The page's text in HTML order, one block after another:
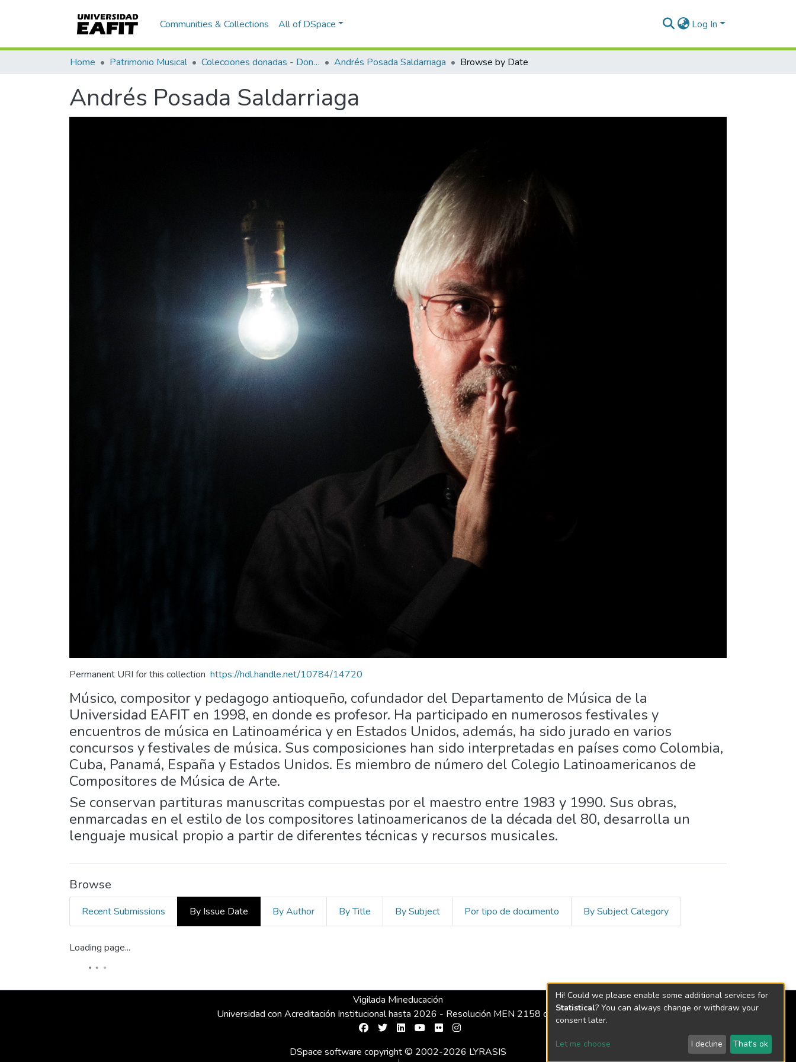
Communities & Collections All of DSpace Log In
Home Patrimonio Musical Colecciones donadas - Donated collections Andrés Posada Saldarriaga Browse by Date
Andrés Posada Saldarriaga
Permanent URI for this collection https://hdl.handle.net/10784/14720
Músico, compositor y pedagogo antioqueño, cofundador del Departamento de Música de la
Universidad EAFIT en 1998, en donde es profesor. Ha participado en numerosos festivales y
encuentros de música en Latinoamérica y en Estados Unidos, además, ha sido jurado en varios
concursos y festivales de música. Sus composiciones han sido interpretadas en países como Colombia,
Cuba, Panamá, España y Estados Unidos. Es miembro de número del Colegio Latinoamericanos de
Compositores de Música de Arte.
Se conservan partituras manuscritas compuestas por el maestro entre 1983 y 1990. Sus obras,
enmarcadas en el estilo de los compositores latinoamericanos de la década del 80, desarrolla un
lenguaje musical propio a partir de diferentes técnicas y recursos musicales.
Browse
Recent Submissions By Issue Date By Author By Title By Subject Por tipo de documento By Subject Category
Loading page...
Vigilada Mineducación
Universidad con Acreditación Institucional hasta 2026 - Resolución MEN 2158 de 2018
DSpace software copyright © 2002-2026 LYRASIS
Hi! Could we please enable some additional services for
Statistical? You can always change or withdraw your
consent later.
Let me choose I decline That's ok